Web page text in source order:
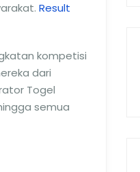
Result
kompetisi
dari
Togel
semua